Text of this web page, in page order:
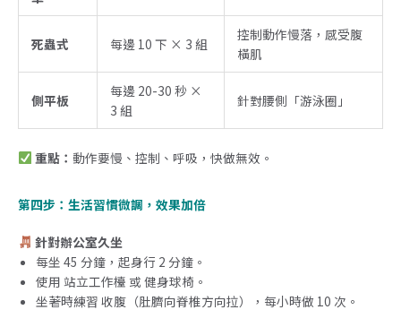
死蟲式 每邊 10 下 × 3 組
控制動作慢落，感受腹
橫肌
側平板
每邊 20-30 秒 ×
3 組
針對腰側「游泳圈」
重點： 動作要慢、控制、呼吸，快做無效。
第四步：生活習慣微調，效果加倍
針對辦公室久坐
每坐 45 分鐘，起身行 2 分鐘。
使用 站立工作檯 或 健身球椅。
坐著時練習 收腹（肚臍向脊椎方向拉），每小時做 10 次。